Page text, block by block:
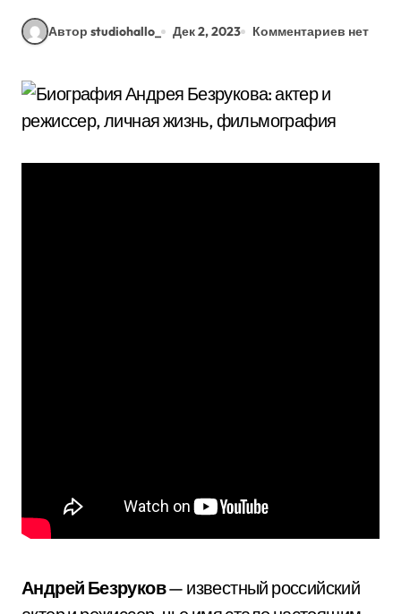
Автор studiohallo_ Дек 2, 2023 Комментариев нет
Андрей Безруков— известный российский